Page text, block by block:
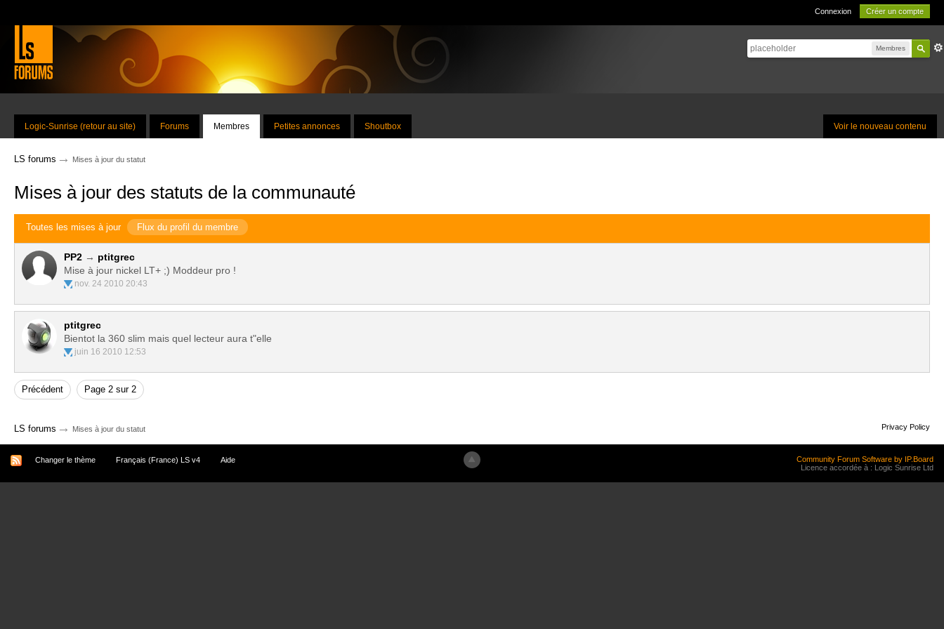
Connexion Créer un compte
Membres
Voir le nouveau contenu
Logic-Sunrise (retour au site) Forums Membres Petites annonces Shoutbox
LS forums → Mises à jour du statut
Mises à jour des statuts de la communauté
Toutes les mises à jour Flux du profil du membre
PP2 → ptitgrec
Mise à jour nickel LT+ ;) Moddeur pro !
nov. 24 2010 20:43
ptitgrec
Bientot la 360 slim mais quel lecteur aura t"elle
juin 16 2010 12:53
Précédent Page 2 sur 2
LS forums → Mises à jour du statut Privacy Policy
Changer le thème Français (France) LS v4 Aide
Community Forum Software by IP.Board
Licence accordée à : Logic Sunrise Ltd